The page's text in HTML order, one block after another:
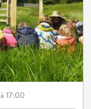
à 17:00